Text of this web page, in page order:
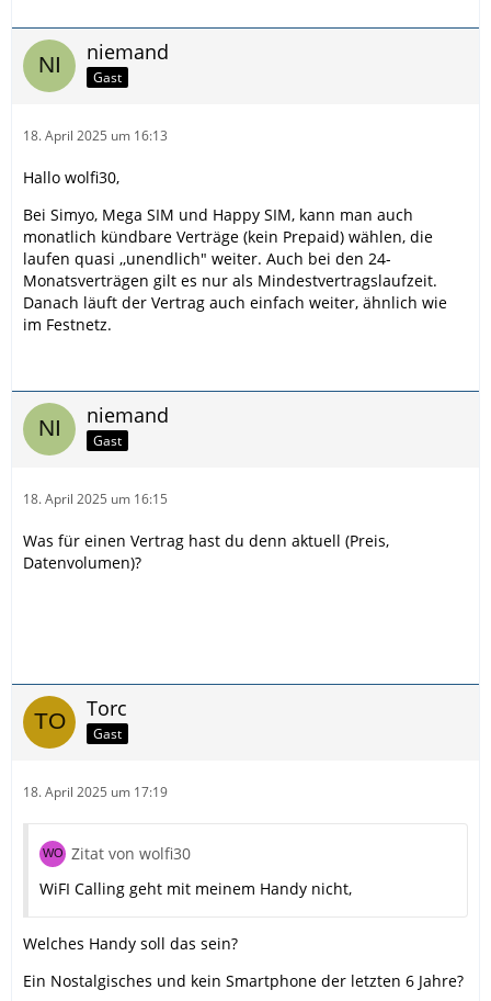
niemand
Gast
18. April 2025 um 16:13
Hallo wolfi30,
Bei Simyo, Mega SIM und Happy SIM, kann man auch
monatlich kündbare Verträge (kein Prepaid) wählen, die
laufen quasi ,,unendlich" weiter. Auch bei den 24-
Monatsverträgen gilt es nur als Mindestvertragslaufzeit.
Danach läuft der Vertrag auch einfach weiter, ähnlich wie
im Festnetz.
niemand
Gast
18. April 2025 um 16:15
Was für einen Vertrag hast du denn aktuell (Preis,
Datenvolumen)?
Torc
Gast
18. April 2025 um 17:19
Zitat von wolfi30
WiFI Calling geht mit meinem Handy nicht,
Welches Handy soll das sein?
Ein Nostalgisches und kein Smartphone der letzten 6 Jahre?